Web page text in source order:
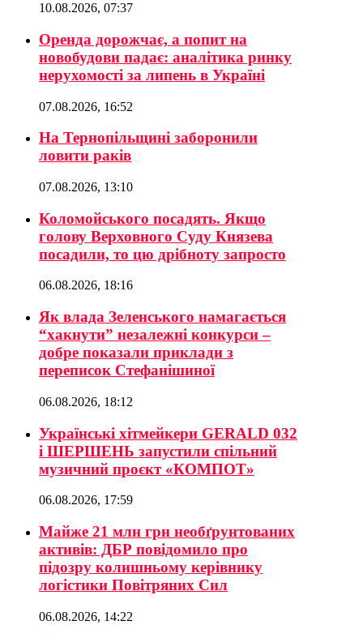
10.08.2026, 07:37
Оренда дорожчає, а попит на
новобудови падає: аналітика ринку
нерухомості за липень в Україні
07.08.2026, 16:52
На Тернопільщині заборонили
ловити раків
07.08.2026, 13:10
Коломойського посадять. Якщо
голову Верховного Суду Князева
посадили, то цю дрібноту запросто
06.08.2026, 18:16
Як влада Зеленського намагається
“хакнути” незалежні конкурси –
добре показали приклади з
переписок Стефанішиної
06.08.2026, 18:12
Українські хітмейкери GERALD 032
і ШЕРШЕНЬ запустили спільний
музичний проєкт «КОМПОТ»
06.08.2026, 17:59
Майже 21 млн грн необґрунтованих
активів: ДБР повідомило про
підозру колишньому керівнику
логістики Повітряних Сил
06.08.2026, 14:22